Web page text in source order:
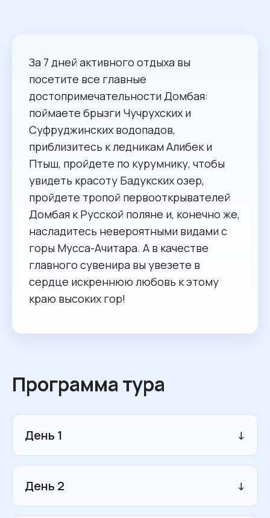
За 7 дней активного отдыха вы
посетите все главные
достопримечательности Домбая:
поймаете брызги Чучрухских и
Суфруджинских водопадов,
приблизитесь к ледникам Алибек и
Птыш, пройдете по курумнику, чтобы
увидеть красоту Бадукских озер,
пройдете тропой первооткрывателей
Домбая к Русской поляне и, конечно же,
насладитесь невероятными видами с
горы Мусса-Ачитара. А в качестве
главного сувенира вы увезете в
сердце искреннюю любовь к этому
краю высоких гор!
Программа тура
День 1 ↓
Минеральных Вод.
День 2 ↓